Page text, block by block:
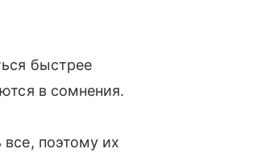
быстрее
в сомнения.
все, поэтому их